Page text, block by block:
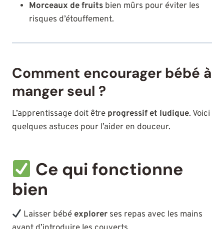
Morceaux de fruits bien mûrs pour éviter les
risques d’étouffement.
Comment encourager bébé à
manger seul ?
L’apprentissage doit être progressif et ludique. Voici
quelques astuces pour l’aider en douceur.
Ce qui fonctionne
bien
Laisser bébé explorer ses repas avec les mains